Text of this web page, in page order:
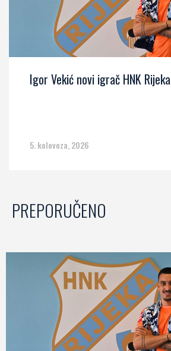
Igor Vekić novi igrač HNK Rijeka
5. kolovoza, 2026
PREPORUČENO